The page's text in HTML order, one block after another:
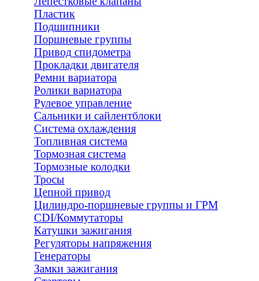
Пластик
Подшипники
Поршневые группы
Привод спидометра
Прокладки двигателя
Ремни вариатора
Ролики вариатора
Рулевое управление
Сальники и сайлентблоки
Система охлаждения
Топливная система
Тормозная система
Тормозные колодки
Тросы
Цепной привод
Цилиндро-поршневые группы и ГРМ
CDI/Коммутаторы
Катушки зажигания
Регуляторы напряжения
Генераторы
Замки зажигания